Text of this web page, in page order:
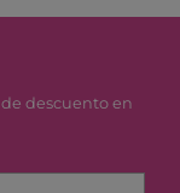
descuento en